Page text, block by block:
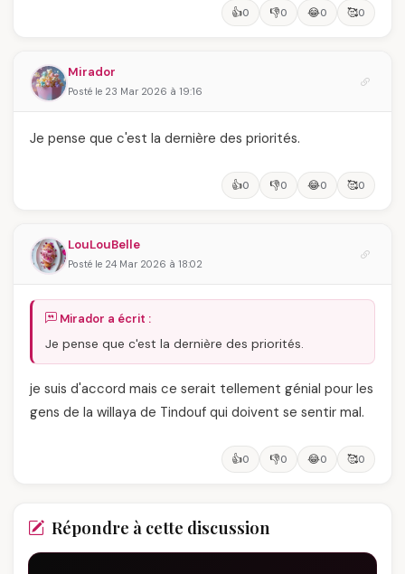
👍0 👎0 😂0 🥰0
Mirador
Posté le 23 Mar 2026 à 19:16
Je pense que c'est la dernière des priorités.
👍0 👎0 😂0 🥰0
LouLouBelle
Posté le 24 Mar 2026 à 18:02
Mirador a écrit :
Je pense que c'est la dernière des priorités.
je suis d'accord mais ce serait tellement génial pour les
gens de la willaya de Tindouf qui doivent se sentir mal.
👍0 👎0 😂0 🥰0
Répondre à cette discussion